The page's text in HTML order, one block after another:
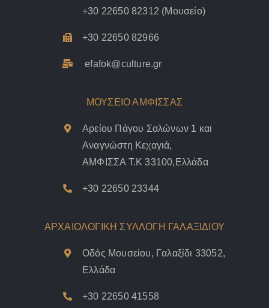
+30 22650 82312 (Μουσείο)
+30 22650 82966
efafok@culture.gr
ΜΟΥΣΕΙΟ ΑΜΦΙΣΣΑΣ
Αρείου Πάγου Σαλώνων 1 και
Αναγνώστη Κεχαγιά,
ΑΜΦΙΣΣΑ Τ.Κ 33100,Ελλάδα
+30 22650 23344
ΑΡΧΑΙΟΛΟΓΙΚΗ ΣΥΛΛΟΓΗ ΓΑΛΑΞΙΔΙΟΥ
Οδός Μουσείου, Γαλαξίδι 33052,
Ελλάδα
+30 22650 41558